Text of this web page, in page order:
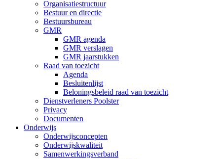
Organisatiestructuur
Bestuur en directie
Bestuursbureau
GMR
GMR agenda
GMR verslagen
GMR jaarstukken
Raad van toezicht
Agenda
Besluitenlijst
Beloningsbeleid raad van toezicht
Dienstverleners Poolster
Privacy
Documenten
Onderwijs
Onderwijsconcepten
Onderwijskwaliteit
Samenwerkingsverband